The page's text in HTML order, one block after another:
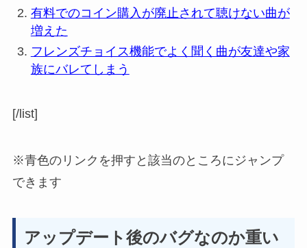
有料でのコイン購入が廃止されて聴けない曲が
増えた
フレンズチョイス機能でよく聞く曲が友達や家
族にバレてしまう
[/list]
※青色のリンクを押すと該当のところにジャンプ
できます
アップデート後のバグなのか重い